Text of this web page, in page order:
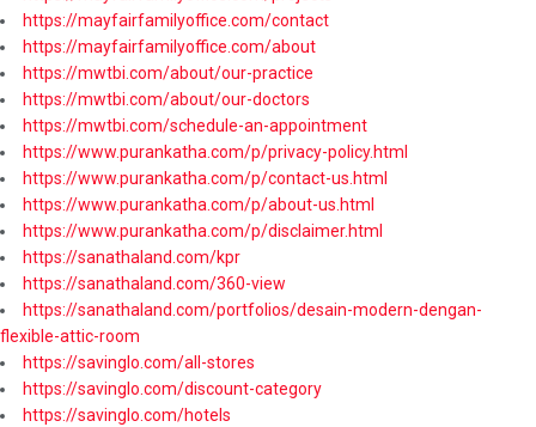
https://mayfairfamilyoffice.com/contact
https://mayfairfamilyoffice.com/about
https://mwtbi.com/about/our-practice
https://mwtbi.com/about/our-doctors
https://mwtbi.com/schedule-an-appointment
https://www.purankatha.com/p/privacy-policy.html
https://www.purankatha.com/p/contact-us.html
https://www.purankatha.com/p/about-us.html
https://www.purankatha.com/p/disclaimer.html
https://sanathaland.com/kpr
https://sanathaland.com/360-view
https://sanathaland.com/portfolios/desain-modern-dengan-
flexible-attic-room
https://savinglo.com/all-stores
https://savinglo.com/discount-category
https://savinglo.com/hotels